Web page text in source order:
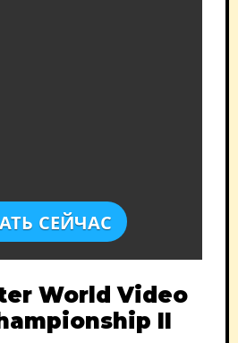
СЕЙЧАС
World Video
II